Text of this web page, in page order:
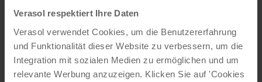
Verasol respektiert Ihre Daten
Verasol verwendet Cookies, um die Benutzererfahrung
und Funktionalität dieser Website zu verbessern, um die
Integration mit sozialen Medien zu ermöglichen und um
relevante Werbung anzuzeigen. Klicken Sie auf 'Cookies
gleiten. Dafür braucht es Glas, das als Wandelement stabil
passt.
ESG ist durch die thermische Behandlung